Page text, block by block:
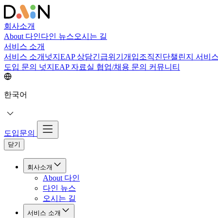
회사소개
About 다인다인 뉴스오시는 길
서비스 소개
서비스 소개 넛지EAP 상담긴급위기개입조직진단챌린지 서비스
도입 문의 넛지EAP 자료실 협업/채용 문의 커뮤니티
한국어
도입문의
닫기
회사소개
About 다인
다인 뉴스
오시는 길
서비스 소개